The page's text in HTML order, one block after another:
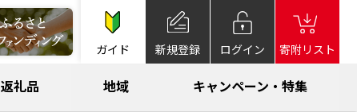
ガイド 新規登録 ログイン 寄附リスト
返礼品 地域 キャンペーン・特集